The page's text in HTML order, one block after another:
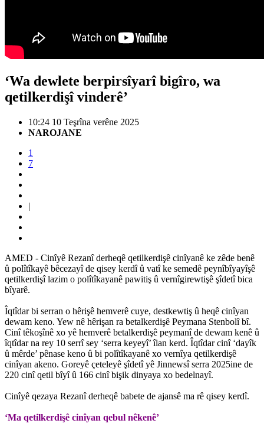
‘Wa dewlete berpirsîyarî bigîro, wa
qetilkerdişî vinderê’
10:24 10 Teşrîna verêne 2025
NAROJANE
1
7
|
AMED - Cinîyê Rezanî derheqê qetilkerdişê cinîyanê ke zêde benê
û polîtîkayê bêcezayî de qisey kerdî û vatî ke semedê peynîbîyayîşê
qetilkerdişî lazim o polîtîkayanê pawitiş û vernîgirewtişê şîdetî bica
bîyarê.
Îqtîdar bi serran o hêrişê hemverê cuye, destkewtiş û heqê cinîyan
dewam keno. Yew nê hêrişan ra betalkerdişê Peymana Stenbolî bî.
Cinî têkoşînê xo yê hemverê betalkerdişê peymanî de dewam kenê û
îqtîdar na rey 10 serrî sey ‘serra keyeyî’ îlan kerd. Îqtîdar cinî ‘dayîk
û mêrde’ pênase keno û bi polîtîkayanê xo vernîya qetilkerdişê
cinîyan akeno. Goreyê çeteleyê şîdetî yê Jinnewsî serra 2025ine de
220 cinî qetil bîyî û 166 cinî bişik dinyaya xo bedelnayî.
Cinîyê qezaya Rezanî derheqê babete de ajansê ma rê qisey kerdî.
‘Ma qetilkerdişê cinîyan qebul nêkenê’